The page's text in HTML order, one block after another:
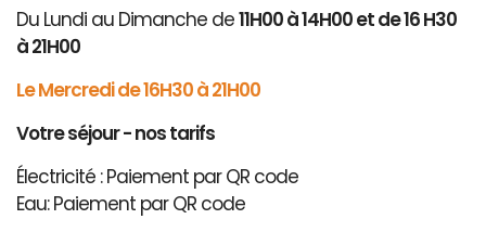
Du Lundi au Dimanche de11H00 à 14H00 et de 16 H30
à 21H00
Le Mercredi de 16H30 à 21H00
Votre séjour - nos tarifs
Électricité : Paiement par QR code
Eau: Paiement par QR code